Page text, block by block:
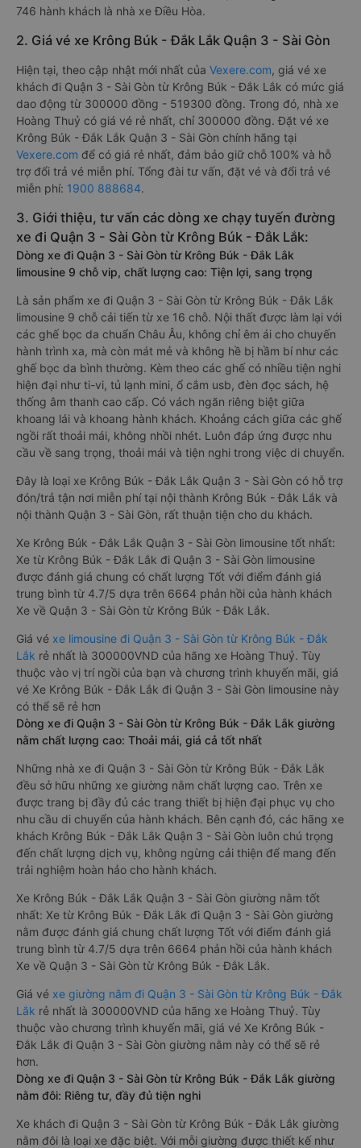
746 hành khách là nhà xe Điều Hòa.
2. Giá vé xe Krông Búk - Đắk Lắk Quận 3 - Sài Gòn
Hiện tại, theo cập nhật mới nhất của Vexere.com, giá vé xe
khách đi Quận 3 - Sài Gòn từ Krông Búk - Đắk Lắk có mức giá
dao động từ 300000 đồng - 519300 đồng. Trong đó, nhà xe
Hoàng Thuỷ có giá vé rẻ nhất, chỉ 300000 đồng. Đặt vé xe
Krông Búk - Đắk Lắk Quận 3 - Sài Gòn chính hãng tại
Vexere.com để có giá rẻ nhất, đảm bảo giữ chỗ 100% và hỗ
trợ đổi trả vé miễn phí. Tổng đài tư vấn, đặt vé và đổi trả vé
miễn phí: 1900 888684.
3. Giới thiệu, tư vấn các dòng xe chạy tuyến đường
xe đi Quận 3 - Sài Gòn từ Krông Búk - Đắk Lắk:
Dòng xe đi Quận 3 - Sài Gòn từ Krông Búk - Đắk Lắk
limousine 9 chỗ vip, chất lượng cao: Tiện lợi, sang trọng
Là sản phẩm xe đi Quận 3 - Sài Gòn từ Krông Búk - Đắk Lắk
limousine 9 chỗ cải tiến từ xe 16 chỗ. Nội thất được làm lại với
các ghế bọc da chuẩn Châu Âu, không chỉ êm ái cho chuyến
hành trình xa, mà còn mát mẻ và không hề bị hầm bí như các
ghế bọc da bình thường. Kèm theo các ghế có nhiều tiện nghi
hiện đại như ti-vi, tủ lạnh mini, ổ cắm usb, đèn đọc sách, hệ
thống âm thanh cao cấp. Có vách ngăn riêng biệt giữa
khoang lái và khoang hành khách. Khoảng cách giữa các ghế
ngồi rất thoải mái, không nhồi nhét. Luôn đáp ứng được nhu
cầu về sang trọng, thoải mái và tiện nghi trong việc di chuyển.
Đây là loại xe Krông Búk - Đắk Lắk Quận 3 - Sài Gòn có hỗ trợ
đón/trả tận nơi miễn phí tại nội thành Krông Búk - Đắk Lắk và
nội thành Quận 3 - Sài Gòn, rất thuận tiện cho du khách.
Xe Krông Búk - Đắk Lắk Quận 3 - Sài Gòn limousine tốt nhất:
Xe từ Krông Búk - Đắk Lắk đi Quận 3 - Sài Gòn limousine
được đánh giá chung có chất lượng Tốt với điểm đánh giá
trung bình từ 4.7/5 dựa trên 6664 phản hồi của hành khách
Xe về Quận 3 - Sài Gòn từ Krông Búk - Đắk Lắk.
Giá vé xe limousine đi Quận 3 - Sài Gòn từ Krông Búk - Đắk
Lắk rẻ nhất là 300000VND của hãng xe Hoàng Thuỷ. Tùy
thuộc vào vị trí ngồi của bạn và chương trình khuyến mãi, giá
vé Xe Krông Búk - Đắk Lắk đi Quận 3 - Sài Gòn limousine này
có thể sẽ rẻ hơn
Dòng xe đi Quận 3 - Sài Gòn từ Krông Búk - Đắk Lắk giường
nằm chất lượng cao: Thoải mái, giá cả tốt nhất
Những nhà xe đi Quận 3 - Sài Gòn từ Krông Búk - Đắk Lắk
đều sở hữu những xe giường nằm chất lượng cao. Trên xe
được trang bị đầy đủ các trang thiết bị hiện đại phục vụ cho
nhu cầu di chuyển của hành khách. Bên cạnh đó, các hãng xe
khách Krông Búk - Đắk Lắk Quận 3 - Sài Gòn luôn chú trọng
đến chất lượng dịch vụ, không ngừng cải thiện để mang đến
trải nghiệm hoàn hảo cho hành khách.
Xe Krông Búk - Đắk Lắk Quận 3 - Sài Gòn giường nằm tốt
nhất: Xe từ Krông Búk - Đắk Lắk đi Quận 3 - Sài Gòn giường
nằm được đánh giá chung chất lượng Tốt với điểm đánh giá
trung bình từ 4.7/5 dựa trên 6664 phản hồi của hành khách
Xe về Quận 3 - Sài Gòn từ Krông Búk - Đắk Lắk.
Giá vé xe giường nằm đi Quận 3 - Sài Gòn từ Krông Búk - Đắk
Lắk rẻ nhất là 300000VND của hãng xe Hoàng Thuỷ. Tùy
thuộc vào chương trình khuyến mãi, giá vé Xe Krông Búk -
Đắk Lắk đi Quận 3 - Sài Gòn giường nằm này có thể sẽ rẻ
hơn.
Dòng xe đi Quận 3 - Sài Gòn từ Krông Búk - Đắk Lắk giường
nằm đôi: Riêng tư, đầy đủ tiện nghi
Xe khách đi Quận 3 - Sài Gòn từ Krông Búk - Đắk Lắk giường
nằm đôi là loại xe đặc biệt. Với mỗi giường được thiết kế như